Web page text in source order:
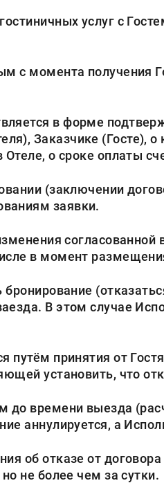
услуг с
с момента
в форме
Заказчике (Госте), о
о сроке оплаты
(заключении
заявки.
в момент
В этом случае
путём принятия от
установить, что
до времени выезда
аннулируется, а
об отказе от
не более чем за сутки.
ОБРАТНЫЙ
Ознакомлен(а) с